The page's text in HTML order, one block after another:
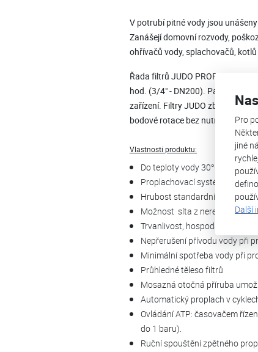
Pro
jiné
Další
V potrubí pitné vody jsou
Zanášejí domovní rozvody,
ohřívačů vody, splachovačů,
Řada filtrů JUDO PROFIMAT
hod. (3/4" - DN200).
zařízení. Filtry JUDO zbaví
bodové rotace bez nutnosti
Vlastnosti produktu:
Do teploty vody 30°C
Proplachovací systém v
Hrubost standardního
Možnost síta z nerezové oceli
Trvanlivost, hospodárnost,
Nepřerušení přívodu vody při
Minimální spotřeba vody při
Průhledné těleso filtrů
Mosazná otočná příruba
Automatický proplach v
Ovládání ATP: časovačem
do 1 baru).
Ruční spouštění zpětného